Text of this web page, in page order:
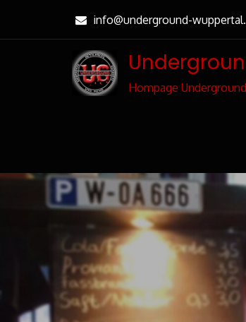
Content
info@underground-
Hompage Underground